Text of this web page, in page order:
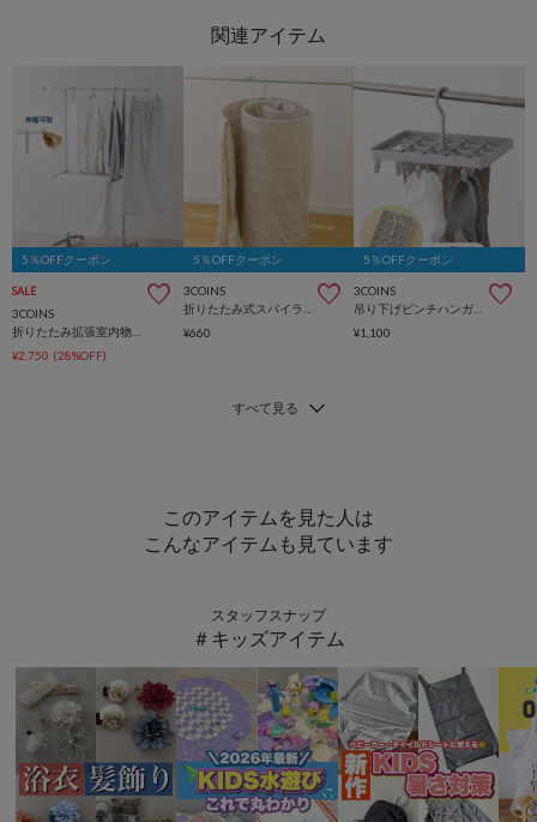
5％OFFクーポン
SALE
3COINS
¥2,750 (28%OFF)
5％OFFクーポン
3COINS
¥660
5％OFFクーポン
3COINS
¥1,100
このアイテムを見た人は
こんなアイテムも見ています
スタッフスナップ
＃キッズアイテム